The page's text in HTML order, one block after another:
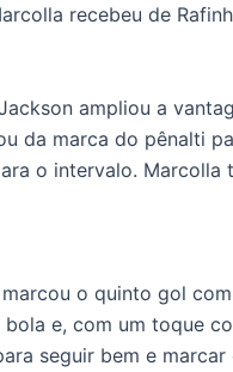
recebeu de
ampliou a
da marca do pênalti
o intervalo.
o quinto gol
e, com um toque
seguir bem e